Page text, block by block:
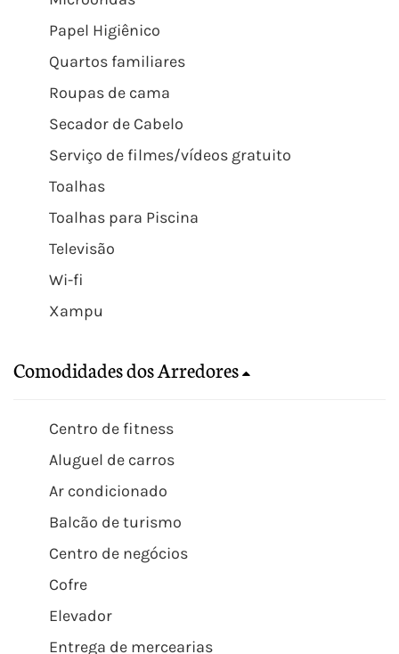
Papel Higiênico
Quartos familiares
Roupas de cama
Secador de Cabelo
Serviço de filmes/vídeos gratuito
Toalhas
Toalhas para Piscina
Televisão
Wi-fi
Xampu
Comodidades dos Arredores
Centro de fitness
Aluguel de carros
Ar condicionado
Balcão de turismo
Centro de negócios
Cofre
Elevador
Entrega de mercearias